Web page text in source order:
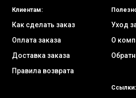
Клиентам:
Как сделать заказ
Оплата заказа
Доставка заказа
Правила возврата
Уход
О
Ссылки: